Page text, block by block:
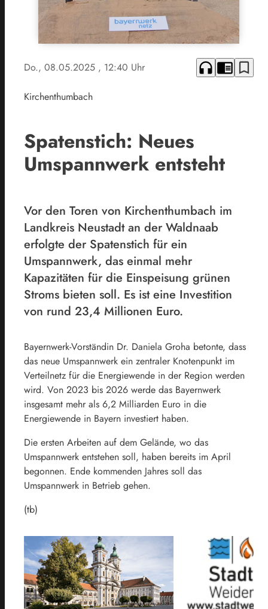
Do., 08.05.2025 , 12:40 Uhr headphones chrome_reader_mode bookmark_border
Kirchenthumbach
Spatenstich: Neues
Umspannwerk entsteht
Vor den Toren von Kirchenthumbach im
Landkreis Neustadt an der Waldnaab
erfolgte der Spatenstich für ein
Umspannwerk, das einmal mehr
Kapazitäten für die Einspeisung grünen
Stroms bieten soll. Es ist eine Investition
von rund 23,4 Millionen Euro.
Bayernwerk-Vorständin Dr. Daniela Groha betonte, dass
das neue Umspannwerk ein zentraler Knotenpunkt im
Verteilnetz für die Energiewende in der Region werden
wird. Von 2023 bis 2026 werde das Bayernwerk
insgesamt mehr als 6,2 Milliarden Euro in die
Energiewende in Bayern investiert haben.
Die ersten Arbeiten auf dem Gelände, wo das
Umspannwerk entstehen soll, haben bereits im April
begonnen. Ende kommenden Jahres soll das
Umspannwerk in Betrieb gehen.
(tb)